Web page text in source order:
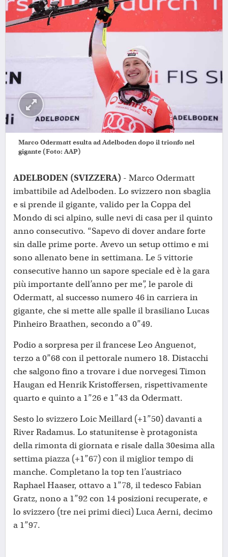
Marco Odermatt esulta ad Adelboden dopo il trionfo nel
gigante (Foto: AAP)
ADELBODEN (SVIZZERA) - Marco Odermatt
imbattibile ad Adelboden. Lo svizzero non sbaglia
e si prende il gigante, valido per la Coppa del
Mondo di sci alpino, sulle nevi di casa per il quinto
anno consecutivo. “Sapevo di dover andare forte
sin dalle prime porte. Avevo un setup ottimo e mi
sono allenato bene in settimana. Le 5 vittorie
consecutive hanno un sapore speciale ed è la gara
più importante dell’anno per me”, le parole di
Odermatt, al successo numero 46 in carriera in
gigante, che si mette alle spalle il brasiliano Lucas
Pinheiro Braathen, secondo a 0”49.
Podio a sorpresa per il francese Leo Anguenot,
terzo a 0”68 con il pettorale numero 18. Distacchi
che salgono fino a trovare i due norvegesi Timon
Haugan ed Henrik Kristoffersen, rispettivamente
quarto e quinto a 1”26 e 1”43 da Odermatt.
Sesto lo svizzero Loic Meillard (+1”50) davanti a
River Radamus. Lo statunitense è protagonista
della rimonta di giornata e risale dalla 30esima alla
settima piazza (+1”67) con il miglior tempo di
manche. Completano la top ten l’austriaco
Raphael Haaser, ottavo a 1”78, il tedesco Fabian
Gratz, nono a 1”92 con 14 posizioni recuperate, e
lo svizzero (tre nei primi dieci) Luca Aerni, decimo
a 1”97.